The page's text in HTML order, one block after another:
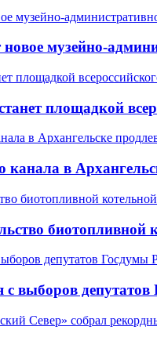
музейно-
площадкой
в
биотопливной
с выборов